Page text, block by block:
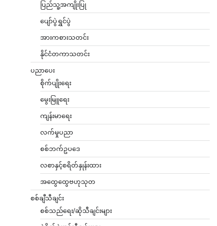
ပြည်သူ့အကျိုးပြု
ပျော်ပွဲရွှင်ပွဲ
အားကစားသတင်း
နိုင်ငံတကာသတင်း
ပညာပေး
စိုက်ပျိုးရေး
မွေးမြူရေး
ကျန်းမာရေး
လက်မှုပညာ
စစ်ဘက်ဥပဒေ
လစာနှင့်စရိတ်နှုန်းထား
အထွေထွေဗဟုသုတ
စစ်ချီသီချင်း
စစ်သည်ရေး/ဆိုသီချင်းများ